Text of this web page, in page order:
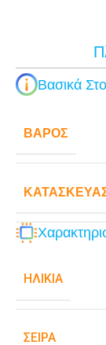
Βασικά
ΒΆΡΟΣ
ΗΛΙΚΊΑ
ΣΕΙΡΆ